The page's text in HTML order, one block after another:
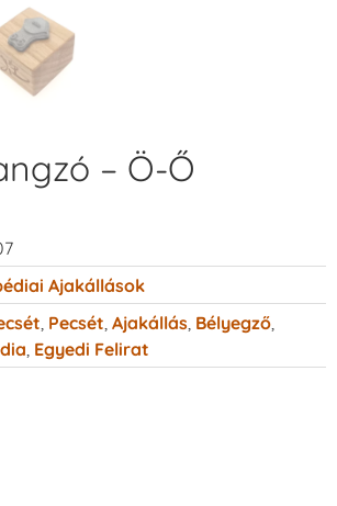
– Ö-Ő
Ajakállások
Pecsét Ajakállás Bélyegző
Egyedi Felirat